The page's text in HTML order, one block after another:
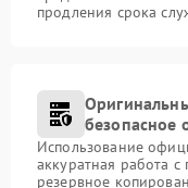
продления срока
безопасное
Использование
аккуратная работа
резервное